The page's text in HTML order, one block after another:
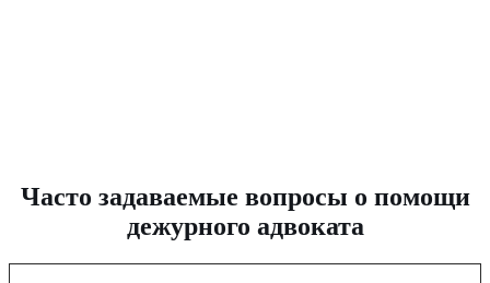
Часто задаваемые вопросы о помощи
дежурного адвоката